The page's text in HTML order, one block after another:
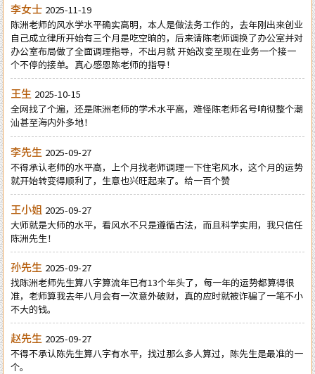
李女士 2025-11-19
陈洲老师的风水学水平确实高明，本人是做法务工作的，去年刚出来创业
自己成立律所开始有三个月是吃空晌的，后来请陈老师调换了办公室并对
办公室布局做了全面调理指导，不出月就 开始改变至现在业务一个接一
个不停的接单。真心感恩陈老师的指导！
王生 2025-10-15
全网找了个遍，还是陈洲老师的学术水平高，难怪陈老师名号响彻整个潮
汕甚至海内外多地！
李先生 2025-09-27
不得承认老师的水平高，上个月找老师调理一下住宅风水，这个月的运势
就开始转变得顺利了，生意也兴旺起来了。给一百个赞
王小姐 2025-09-27
大师就是大师的水平，看风水不只是遵循古法，而且科学实用，我只信任
陈洲先生！
孙先生 2025-09-27
找陈洲老师先生算八字算流年已有13个年头了，每一年的运势都算得很
准，老师算我去年八月会有一次意外破财，真的应时就被诈骗了一笔不小
不大的钱。
赵先生 2025-09-27
不得不承认陈先生算八字有水平，找过那么多人算过，陈先生是最准的一
个。